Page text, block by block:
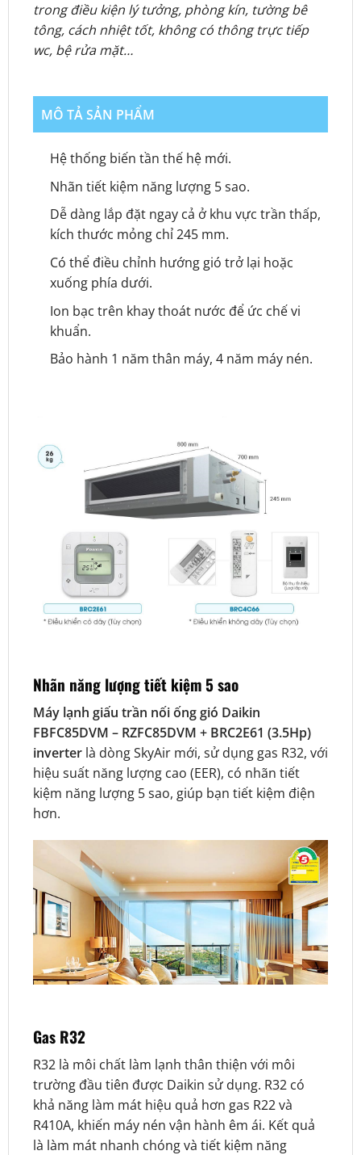
trong điều kiện lý tưởng, phòng kín, tường bê
tông, cách nhiệt tốt, không có thông trực tiếp
wc, bệ rửa mặt…
MÔ TẢ SẢN PHẨM
Hệ thống biến tần thế hệ mới.
Nhãn tiết kiệm năng lượng 5 sao.
Dễ dàng lắp đặt ngay cả ở khu vực trần thấp,
kích thước mỏng chỉ 245 mm.
Có thể điều chỉnh hướng gió trở lại hoặc
xuống phía dưới.
Ion bạc trên khay thoát nước để ức chế vi
khuẩn.
Bảo hành 1 năm thân máy, 4 năm máy nén.
Nhãn năng lượng tiết kiệm 5 sao
Máy lạnh giấu trần nối ống gió Daikin
FBFC85DVM – RZFC85DVM + BRC2E61 (3.5Hp)
inverter là dòng SkyAir mới, sử dụng gas R32, với
hiệu suất năng lượng cao (EER), có nhãn tiết
kiệm năng lượng 5 sao, giúp bạn tiết kiệm điện
hơn.
Gas R32
R32 là môi chất làm lạnh thân thiện với môi
trường đầu tiên được Daikin sử dụng. R32 có
khả năng làm mát hiệu quả hơn gas R22 và
R410A, khiến máy nén vận hành êm ái. Kết quả
là làm mát nhanh chóng và tiết kiệm năng